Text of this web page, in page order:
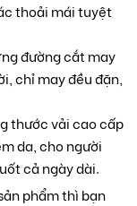
thoải mái tuyệt
đường cắt may
chỉ may đều đặn,
thước vải cao cấp
da, cho người
cả ngày dài.
phẩm thì bạn